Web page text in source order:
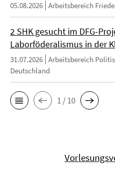
05.08.2026 Arbeitsbereich
2 SHK gesucht im DFG-
Laborföderalismus in der
31.07.2026 Arbeitsbereich
Deutschland
1 / 10